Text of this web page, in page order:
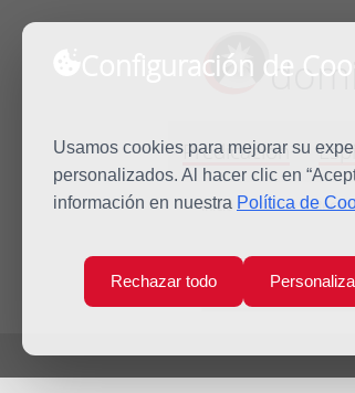
Configuración de
Usamos cookies para mejorar su
personalizados. Al hacer clic en
información en nuestra Política de
Rechazar todo
Predicación
Inicio Estudio